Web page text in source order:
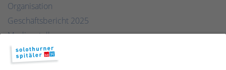
Organisation
Geschäftsbericht 2025
Medienstelle
Qualität
Publikationen & Links